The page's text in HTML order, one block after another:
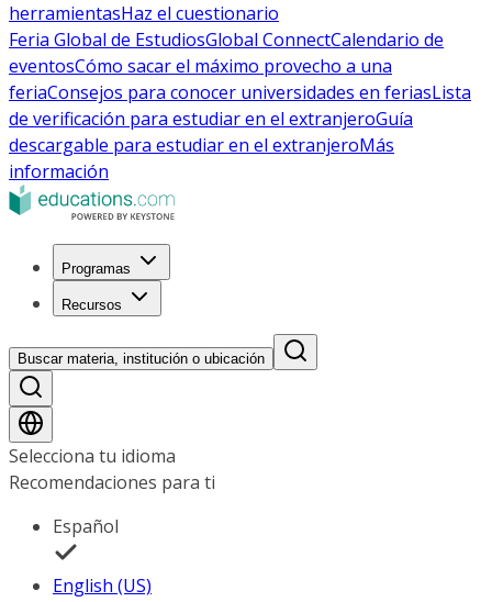
herramientasHaz el cuestionario
Feria Global de EstudiosGlobal ConnectCalendario de
eventosCómo sacar el máximo provecho a una
feriaConsejos para conocer universidades en feriasLista
de verificación para estudiar en el extranjeroGuía
descargable para estudiar en el extranjeroMás
información
Programas
Recursos
Buscar materia, institución o ubicación
Selecciona tu idioma
Recomendaciones para ti
Español
English (US)